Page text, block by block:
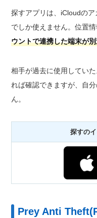
探すアプリは、iCloudの
でしか使えません。位置
ウントで連携した端末が
相手が過去に使用してい
れば確認できますが、自
ん。
探すの
Prey Anti